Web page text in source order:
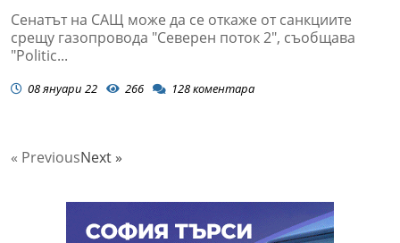
Сенатът на САЩ може да се откаже от санкциите
срещу газопровода "Северен поток 2", съобщава
"Politic...
08 януари 22 266 128коментара
« PreviousNext »